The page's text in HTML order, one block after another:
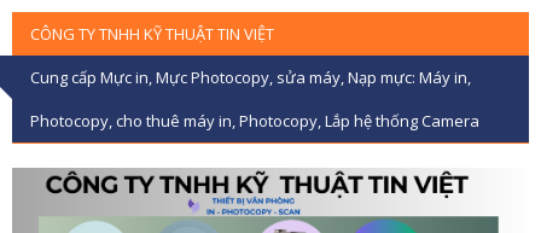
CÔNG TY TNHH KỸ THUẬT TIN VIỆT
Cung cấp Mực in, Mực Photocopy, sửa máy, Nạp mực: Máy in,
Photocopy, cho thuê máy in, Photocopy, Lắp hệ thống Camera